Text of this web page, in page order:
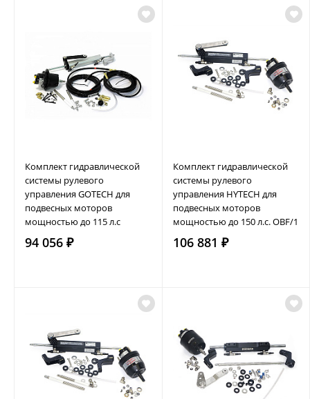
Комплект гидравлической
системы рулевого
управления GOTECH для
подвесных моторов
мощностью до 115 л.с
94 056 ₽
Комплект гидравлической
системы рулевого
управления HYTECH для
подвесных моторов
мощностью до 150 л.с. OBF/1
106 881 ₽